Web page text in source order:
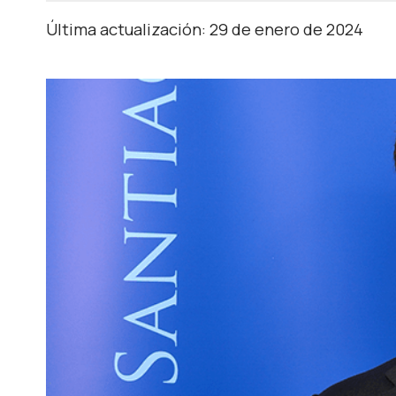
Última actualización: 29 de enero de 2024